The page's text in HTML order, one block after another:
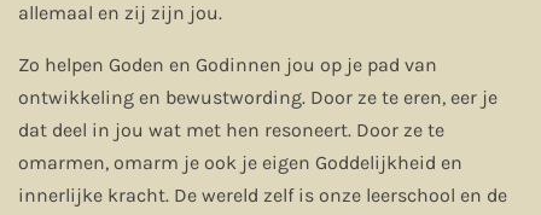
allemaal en zij zijn jou.
Zo helpen Goden en Godinnen jou op je pad van
ontwikkeling en bewustwording. Door ze te eren, eer je
dat deel in jou wat met hen resoneert. Door ze te
omarmen, omarm je ook je eigen Goddelijkheid en
innerlijke kracht. De wereld zelf is onze leerschool en de